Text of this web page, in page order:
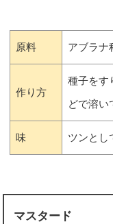
原料 アブラナ
作り方
種子をす
どで溶い
味 ツンとし
マスタード